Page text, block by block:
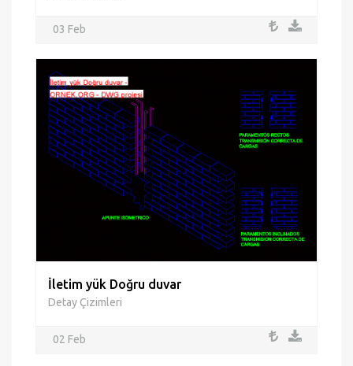
03 Feb
İletim yük Doğru duvar
Detay Çizimleri
02 Feb